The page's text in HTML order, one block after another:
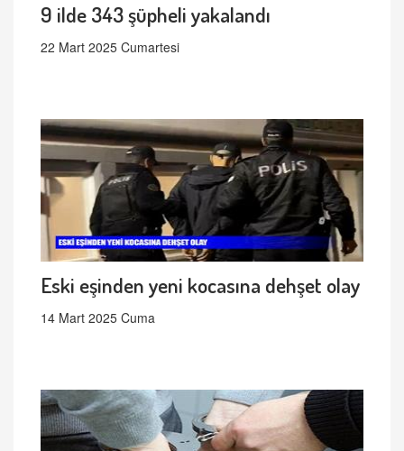
9 ilde 343 şüpheli yakalandı
22 Mart 2025 Cumartesi
Eski eşinden yeni kocasına dehşet olay
14 Mart 2025 Cuma